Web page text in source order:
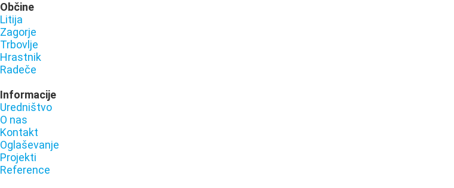
Občine
Litija
Zagorje
Trbovlje
Hrastnik
Radeče
Informacije
Uredništvo
O nas
Kontakt
Oglaševanje
Projekti
Reference